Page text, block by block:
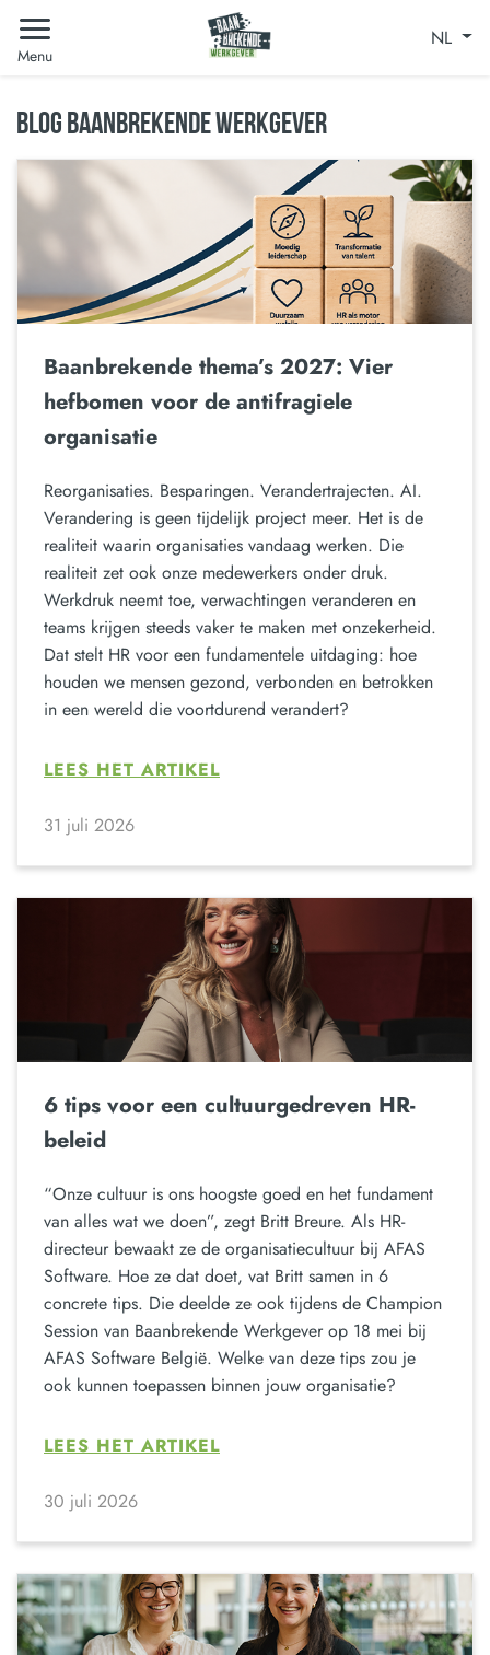
Menu
NL
BLOG BAANBREKENDE WERKGEVER
Baanbrekende thema’s 2027: Vier
hefbomen voor de antifragiele
organisatie
Reorganisaties. Besparingen. Verandertrajecten. AI.
Verandering is geen tijdelijk project meer. Het is de
realiteit waarin organisaties vandaag werken. Die
realiteit zet ook onze medewerkers onder druk.
Werkdruk neemt toe, verwachtingen veranderen en
teams krijgen steeds vaker te maken met onzekerheid.
Dat stelt HR voor een fundamentele uitdaging: hoe
houden we mensen gezond, verbonden en betrokken
in een wereld die voortdurend verandert?
LEES HET ARTIKEL
31 juli 2026
6 tips voor een cultuurgedreven HR-
beleid
“Onze cultuur is ons hoogste goed en het fundament
van alles wat we doen”, zegt Britt Breure. Als HR-
directeur bewaakt ze de organisatiecultuur bij AFAS
Software. Hoe ze dat doet, vat Britt samen in 6
concrete tips. Die deelde ze ook tijdens de Champion
Session van Baanbrekende Werkgever op 18 mei bij
AFAS Software België. Welke van deze tips zou je
ook kunnen toepassen binnen jouw organisatie?
LEES HET ARTIKEL
30 juli 2026